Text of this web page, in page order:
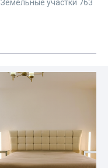
Земельные участки 763